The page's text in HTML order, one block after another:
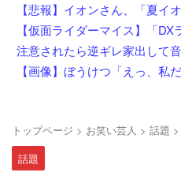
トップページ > お笑い芸人 > 話題 >
話題